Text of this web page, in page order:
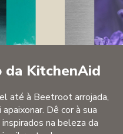
da KitchenAid
até à Beetroot arrojada,
Dê cor à sua
na beleza da